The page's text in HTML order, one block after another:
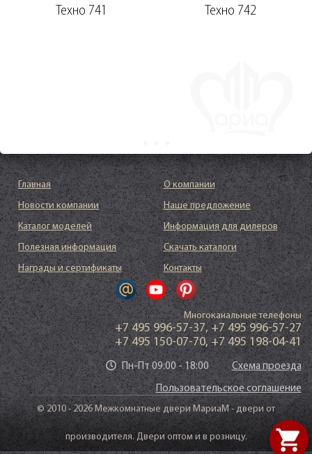
shopping_cart
Техно 741 Техно 742
Главная
О компании
Новости компании
Наше предложение
Каталог моделей
Информация для дилеров
Полезная информация
Скачать каталоги
Награды и сертификаты
Контакты
Многоканальные телефоны
+7 495 996-57-37, +7 495 996-57-27
+7 495 150-07-70,+7 495 198-04-41
Пн-Пт 09:00 - 18:00 Схема проезда
Пользовательское соглашение
© 2010 - 2026 Межкомнатные двери МариаМ - двери от
производителя. Двери оптом и в розницу.